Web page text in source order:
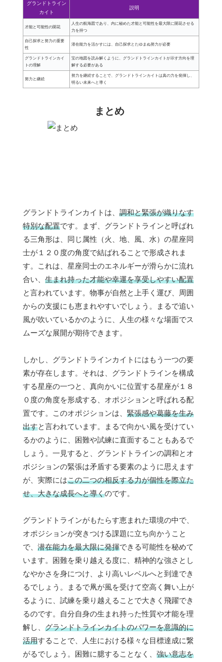
グランドトライン
カイト
説明
才能と可能性の開花
人生の航海図であり、内に秘めた才能と可能性を最大限に開花させる
力を持つ
自己探求と努力の重要
性
潜在能力を活かすには、自己探求とたゆまぬ努力が必要
グランドトラインカイ
トの理解
宝の地図を読み解くように、グランドトラインカイトが示す方向を理
解する必要がある
努力と継続
努力を継続することで、グランドトラインカイトは真の力を発揮し、
明るい未来へと導く
まとめ
グランドトラインカイトは、 調和と緊張が織りなす
特別な配置です。まず、グランドトラインと呼ばれ
る三角形は、同じ属性（火、地、風、水）の星座同
士が１２０度の角度で結ばれることで形成されま
す。これは、星座同士のエネルギーが滑らかに流れ
合い、 生まれ持った才能や幸運を享受しやすい配置
と言われています。物事が自然と上手く運び、周囲
からの支援にも恵まれやすいでしょう。まるで追い
風が吹いているかのように、人生の様々な場面でス
ムーズな展開が期待できます。
しかし、グランドトラインカイトにはもう一つの要
素が存在します。それは、グランドトラインを構成
する星座の一つと、真向かいに位置する星座が１８
０度の角度を形成する、オポジションと呼ばれる配
置です。このオポジションは、 緊張感や葛藤を生み
出すと言われています。まるで向かい風を受けてい
るかのように、困難や試練に直面することもあるで
しょう。一見すると、グランドトラインの調和とオ
ポジションの緊張は矛盾する要素のように思えます
が、実際にはこの二つの相反する力が個性を際立た
せ、大きな成長へと導くのです。
グランドトラインがもたらす恵まれた環境の中で、
オポジションが突きつける課題に立ち向かうこと
で、 潜在能力を最大限に発揮できる可能性を秘めて
います。困難を乗り越える度に、精神的な強さとし
なやかさを身につけ、より高いレベルへと到達でき
るでしょう。まるで凧が風を受けて空高く舞い上が
るように、試練を乗り越えることで大きく飛躍でき
るのです。自分自身の生まれ持った性質や才能を理
解し、 グランドトラインカイトのパワーを意識的に
活用することで、人生における様々な目標達成に繋
がるでしょう。困難に臆することなく、 強い意志を